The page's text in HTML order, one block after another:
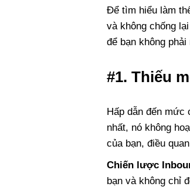
Để tìm hiểu làm
và không chống
để bạn không phải
#1. Thiếu
Hấp dẫn đến
nhất, nó không
của bạn, điều
Chiến lược
bạn và không chỉ